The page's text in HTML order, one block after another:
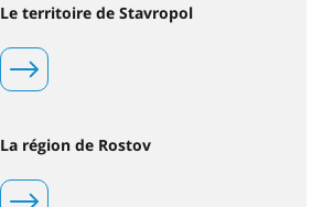
Le territoire de Stavropol
La région de Rostov